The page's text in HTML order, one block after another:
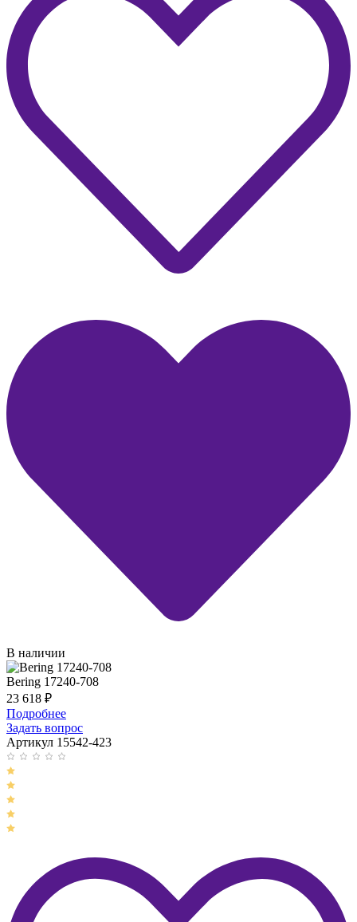
В наличии
Bering 17240-708
23 618 ₽
Подробнее
Задать вопрос
Артикул 15542-423